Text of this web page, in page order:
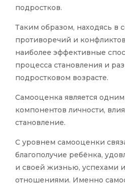
подростков.
Таким образом, находясь в
противоречий и
наиболее эффективные
процесса становления и
подростковом возрасте.
Самооценка является
компонентов личности,
становление.
С уровнем самооценки
благополучие ребёнка,
и своей жизнью, успехами
отношениями. Именно